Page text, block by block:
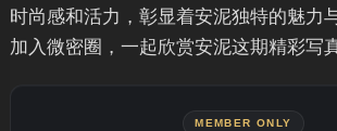
时尚感和活力，彰显着安泥独特的魅力
加入微密圈，一起欣赏安泥这期精彩写
MEMBER ONLY